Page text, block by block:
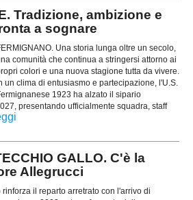
Tradizione, ambizione e
a sognare
Una storia lunga oltre un secolo,
comunità che continua a stringersi attorno ai
colori e una nuova stagione tutta da vivere.
un clima di entusiasmo e partecipazione, l'U.S.
1923 ha alzato il sipario
presentando ufficialmente squadra, staff
GALLO. C'è la
Allegrucci
rinforza il reparto arretrato con l'arrivo di